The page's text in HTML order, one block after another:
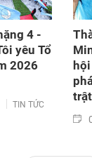
4 -
yêu Tổ
2026
TIN TỨC